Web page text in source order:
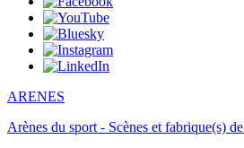
ARENES
Arènes du sport - Scènes et fabrique(s)